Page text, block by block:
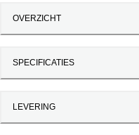
OVERZICHT
SPECIFICATIES
LEVERING